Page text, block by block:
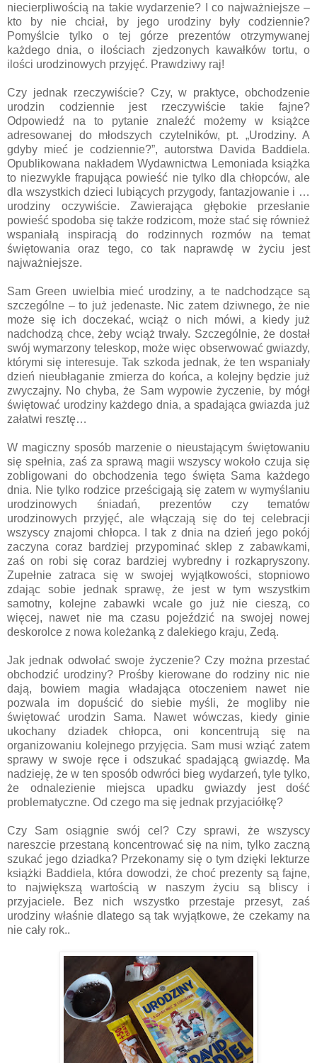
niecierpliwością na takie wydarzenie? I co najważniejsze –
kto by nie chciał, by jego urodziny były codziennie?
Pomyślcie tylko o tej górze prezentów otrzymywanej
każdego dnia, o ilościach zjedzonych kawałków tortu, o
ilości urodzinowych przyjęć. Prawdziwy raj!
Czy jednak rzeczywiście? Czy, w praktyce, obchodzenie
urodzin codziennie jest rzeczywiście takie fajne?
Odpowiedź na to pytanie znaleźć możemy w książce
adresowanej do młodszych czytelników, pt. „Urodziny. A
gdyby mieć je codziennie?”, autorstwa Davida Baddiela.
Opublikowana nakładem Wydawnictwa Lemoniada książka
to niezwykle frapująca powieść nie tylko dla chłopców, ale
dla wszystkich dzieci lubiących przygody, fantazjowanie i …
urodziny oczywiście. Zawierająca głębokie przesłanie
powieść spodoba się także rodzicom, może stać się również
wspaniałą inspiracją do rodzinnych rozmów na temat
świętowania oraz tego, co tak naprawdę w życiu jest
najważniejsze.
Sam Green uwielbia mieć urodziny, a te nadchodzące są
szczególne – to już jedenaste. Nic zatem dziwnego, że nie
może się ich doczekać, wciąż o nich mówi, a kiedy już
nadchodzą chce, żeby wciąż trwały. Szczególnie, że dostał
swój wymarzony teleskop, może więc obserwować gwiazdy,
którymi się interesuje. Tak szkoda jednak, że ten wspaniały
dzień nieubłaganie zmierza do końca, a kolejny będzie już
zwyczajny. No chyba, że Sam wypowie życzenie, by mógł
świętować urodziny każdego dnia, a spadająca gwiazda już
załatwi resztę…
W magiczny sposób marzenie o nieustającym świętowaniu
się spełnia, zaś za sprawą magii wszyscy wokoło czuja się
zobligowani do obchodzenia tego święta Sama każdego
dnia. Nie tylko rodzice prześcigają się zatem w wymyślaniu
urodzinowych śniadań, prezentów czy tematów
urodzinowych przyjęć, ale włączają się do tej celebracji
wszyscy znajomi chłopca. I tak z dnia na dzień jego pokój
zaczyna coraz bardziej przypominać sklep z zabawkami,
zaś on robi się coraz bardziej wybredny i rozkapryszony.
Zupełnie zatraca się w swojej wyjątkowości, stopniowo
zdając sobie jednak sprawę, że jest w tym wszystkim
samotny, kolejne zabawki wcale go już nie cieszą, co
więcej, nawet nie ma czasu pojeździć na swojej nowej
deskorolce z nowa koleżanką z dalekiego kraju, Zedą.
Jak jednak odwołać swoje życzenie? Czy można przestać
obchodzić urodziny? Prośby kierowane do rodziny nic nie
dają, bowiem magia władająca otoczeniem nawet nie
pozwala im dopuścić do siebie myśli, że mogliby nie
świętować urodzin Sama. Nawet wówczas, kiedy ginie
ukochany dziadek chłopca, oni koncentrują się na
organizowaniu kolejnego przyjęcia. Sam musi wziąć zatem
sprawy w swoje ręce i odszukać spadającą gwiazdę. Ma
nadzieję, że w ten sposób odwróci bieg wydarzeń, tyle tylko,
że odnalezienie miejsca upadku gwiazdy jest dość
problematyczne. Od czego ma się jednak przyjaciółkę?
Czy Sam osiągnie swój cel? Czy sprawi, że wszyscy
nareszcie przestaną koncentrować się na nim, tylko zaczną
szukać jego dziadka? Przekonamy się o tym dzięki lekturze
książki Baddiela, która dowodzi, że choć prezenty są fajne,
to największą wartością w naszym życiu są bliscy i
przyjaciele. Bez nich wszystko przestaje przesyt, zaś
urodziny właśnie dlatego są tak wyjątkowe, że czekamy na
nie cały rok..